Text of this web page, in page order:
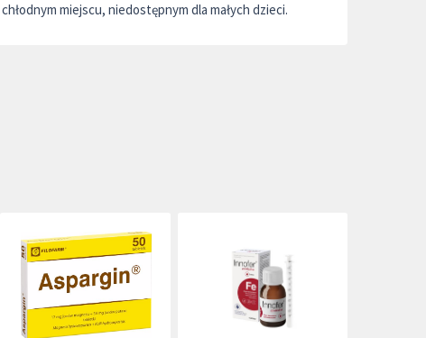
miejscu, niedostępnym dla małych dzieci.